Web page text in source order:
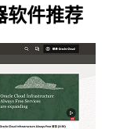
软件推荐